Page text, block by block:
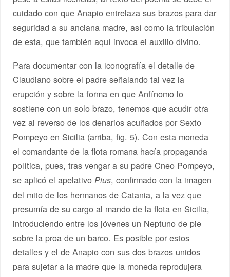
cuidado con que Anapio entrelaza sus brazos para dar
seguridad a su anciana madre, así como la tribulación
de esta, que también aquí invoca el auxilio divino.
Para documentar con la iconografía el detalle de
Claudiano sobre el padre señalando tal vez la
erupción y sobre la forma en que Anfínomo lo
sostiene con un solo brazo, tenemos que acudir otra
vez al reverso de los denarios acuñados por Sexto
Pompeyo en Sicilia (arriba, fig. 5). Con esta moneda
el comandante de la flota romana hacía propaganda
política, pues, tras vengar a su padre Cneo Pompeyo,
se aplicó el apelativoPius, confirmado con la imagen
del mito de los hermanos de Catania, a la vez que
presumía de su cargo al mando de la flota en Sicilia,
introduciendo entre los jóvenes un Neptuno de pie
sobre la proa de un barco. Es posible por estos
detalles y el de Anapio con sus dos brazos unidos
para sujetar a la madre que la moneda reprodujera